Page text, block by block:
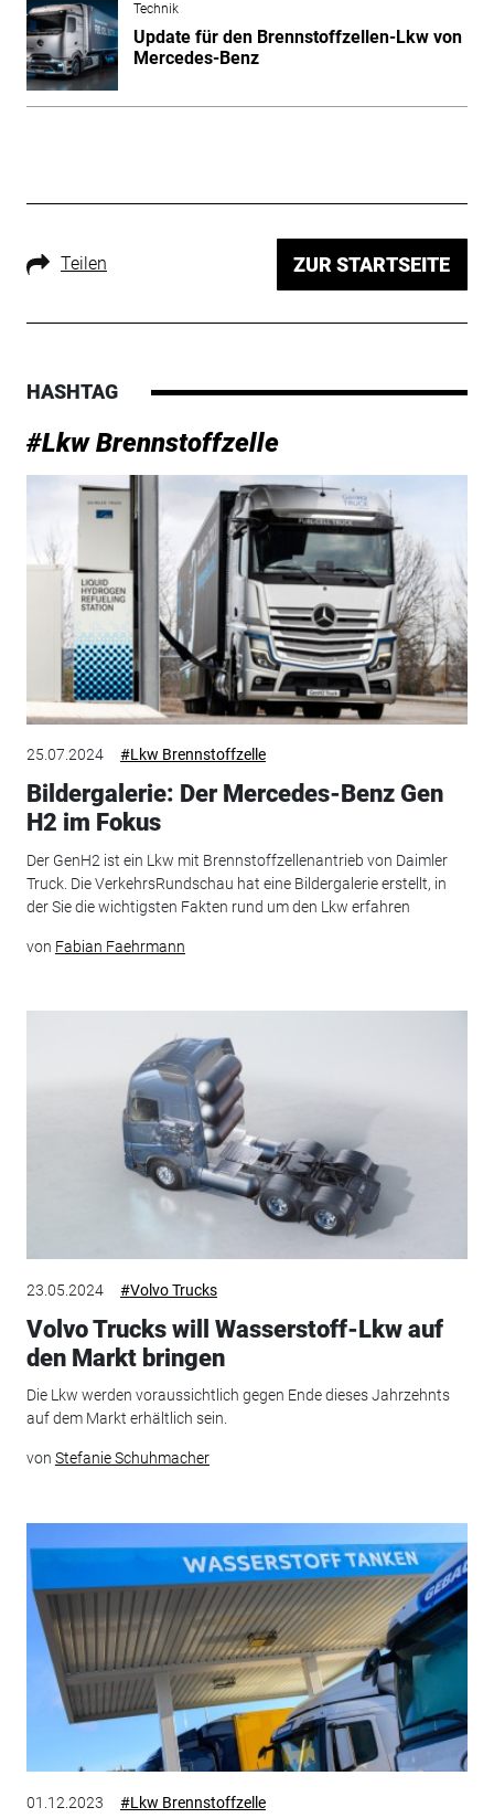
Technik
Update für den Brennstoffzellen-Lkw von
Mercedes-Benz
Teilen ZUR STARTSEITE
HASHTAG
#Lkw Brennstoffzelle
25.07.2024 #Lkw Brennstoffzelle
Bildergalerie: Der Mercedes-Benz Gen
H2 im Fokus
Der GenH2 ist ein Lkw mit Brennstoffzellenantrieb von Daimler
Truck. Die VerkehrsRundschau hat eine Bildergalerie erstellt, in
der Sie die wichtigsten Fakten rund um den Lkw erfahren
von Fabian Faehrmann
23.05.2024 #Volvo Trucks
Volvo Trucks will Wasserstoff-Lkw auf
den Markt bringen
Die Lkw werden voraussichtlich gegen Ende dieses Jahrzehnts
auf dem Markt erhältlich sein.
von Stefanie Schuhmacher
01.12.2023 #Lkw Brennstoffzelle